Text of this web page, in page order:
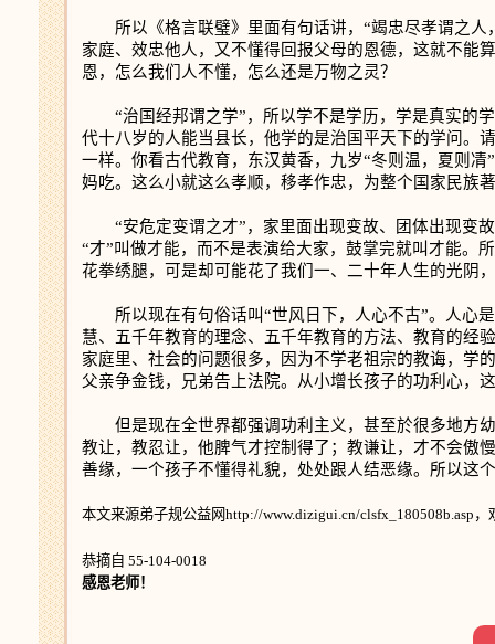
所以《格言联璧》里面有句话讲，“竭忠尽孝谓之人
家庭、效忠他人，又不懂得回报父母的恩德，这就不能
恩，怎么我们人不懂，怎么还是万物之灵？
“治国经邦谓之学”，所以学不是学历，学是真实的
代十八岁的人能当县长，他学的是治国平天下的学问。
一样。你看古代教育，东汉黄香，九岁“冬则温，夏则
妈吃。这么小就这么孝顺，移孝作忠，为整个国家民族
“安危定变谓之才”，家里面出现变故、团体出现变
“才”叫做才能，而不是表演给大家，鼓掌完就叫才能。
花拳绣腿，可是却可能花了我们一、二十年人生的光阴
所以现在有句俗话叫“世风日下，人心不古”。人心
慧、五千年教育的理念、五千年教育的方法、教育的经
家庭里、社会的问题很多，因为不学老祖宗的教诲，学
父亲争金钱，兄弟告上法院。从小增长孩子的功利心，
但是现在全世界都强调功利主义，甚至於很多地方幼
教让，教忍让，他脾气才控制得了；教谦让，才不会傲
善缘，一个孩子不懂得礼貌，处处跟人结恶缘。所以这
本文来源弟子规公益网http://www.dizigui.cn/clsfx_180508b.asp，
恭摘自 55-104-0018
感恩老师！